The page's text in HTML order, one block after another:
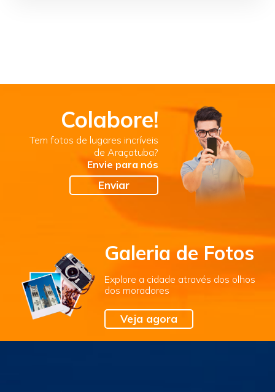
Colabore!
Tem fotos de lugares incríveis
de Araçatuba?
Envie para nós
Enviar
Galeria de Fotos
Explore a cidade através dos olhos
dos moradores
Veja agora